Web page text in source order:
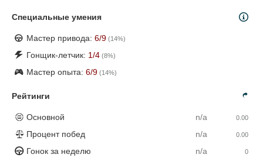
Специальные умения
Мастер привода: 6/9 (14%)
Гонщик-летчик: 1/4 (8%)
Мастер опыта: 6/9 (14%)
Рейтинги
Основной n/a 0.00
Процент побед n/a 0.00
Гонок за неделю n/a 0